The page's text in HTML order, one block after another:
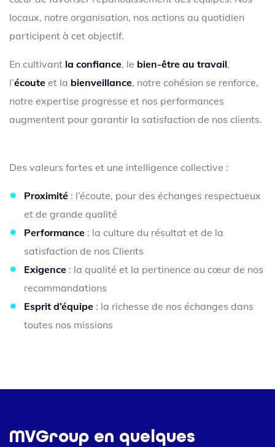
locaux, notre organisation, nos actions au quotidien
participent à cet objectif.
En cultivant la confiance, le bien-être au travail,
l’écoute et la bienveillance, notre cohésion se renforce,
notre expertise progresse et nos performances
augmentent pour garantir la satisfaction de nos clients.
Des valeurs fortes et une intelligence collective :
Proximité : l’écoute, pour des échanges respectueux
et de grande qualité
Performance : la culture du résultat et de la
satisfaction de nos Clients
Exigence : la qualité et la pertinence au cœur de nos
recommandations
Esprit d’équipe : la richesse de nos échanges dans
toutes nos missions
MVGroup en quelques